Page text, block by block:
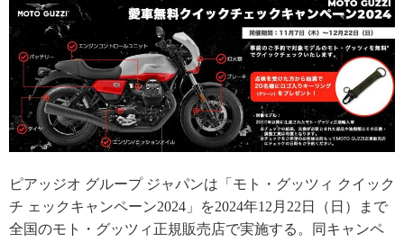
ピアッジオ グループ ジャパンは「モト・グッツィ クイック
チ ェックキャンペーン2024」を2024年12月22日（日）まで
全国のモト・グッツィ正規販売店で実施する。同キャンペ